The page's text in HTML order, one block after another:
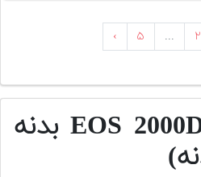
۲ ... ۵ ›
دوربین کانن EOS 2000D بدنه